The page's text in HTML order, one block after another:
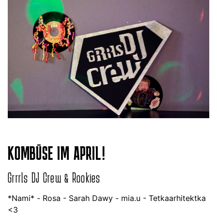
KOMBÜSE IM APRIL!
Grrrls DJ Crew & Rookies
*Nami* - Rosa - Sarah Dawy - mia.u - Tetkaarhitektka
<3